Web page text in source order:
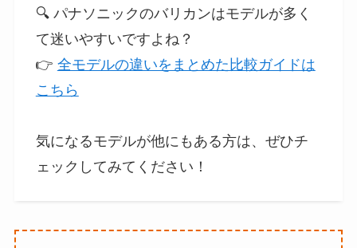
🔍 パナソニックのバリカンはモデルが多く
て迷いやすいですよね？
👉 全モデルの違いをまとめた比較ガイドは
こちら
気になるモデルが他にもある方は、ぜひチ
ェックしてみてください！